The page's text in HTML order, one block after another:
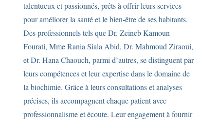
talentueux et passionnés, prêts à offrir leurs services
pour améliorer la santé et le bien-être de ses habitants.
Des professionnels tels que Dr. Zeineb Kamoun
Fourati, Mme Rania Siala Abid, Dr. Mahmoud Ziraoui,
et Dr. Hana Chaouch, parmi d’autres, se distinguent par
leurs compétences et leur expertise dans le domaine de
la biochimie. Grâce à leurs consultations et analyses
précises, ils accompagnent chaque patient avec
professionnalisme et écoute. Leur engagement à fournir